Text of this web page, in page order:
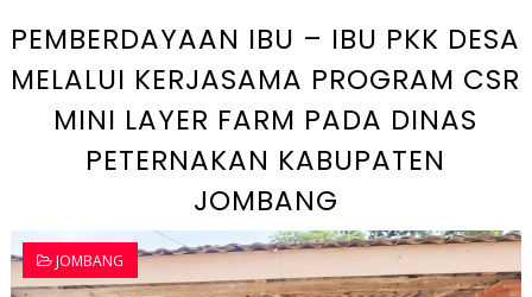
PEMBERDAYAAN IBU – IBU PKK DESA
MELALUI KERJASAMA PROGRAM CSR
MINI LAYER FARM PADA DINAS
PETERNAKAN KABUPATEN
JOMBANG
JOMBANG